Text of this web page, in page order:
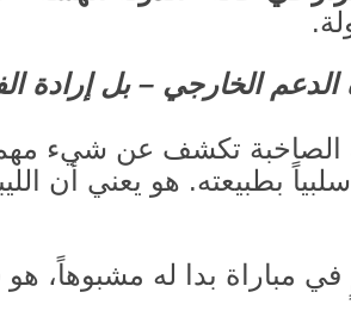
.
الخارجي – بل إرادة
الصاخبة تكشف عن شيء
بطبيعته. هو يعني أن
مباراة بدا له مشبوهاً،